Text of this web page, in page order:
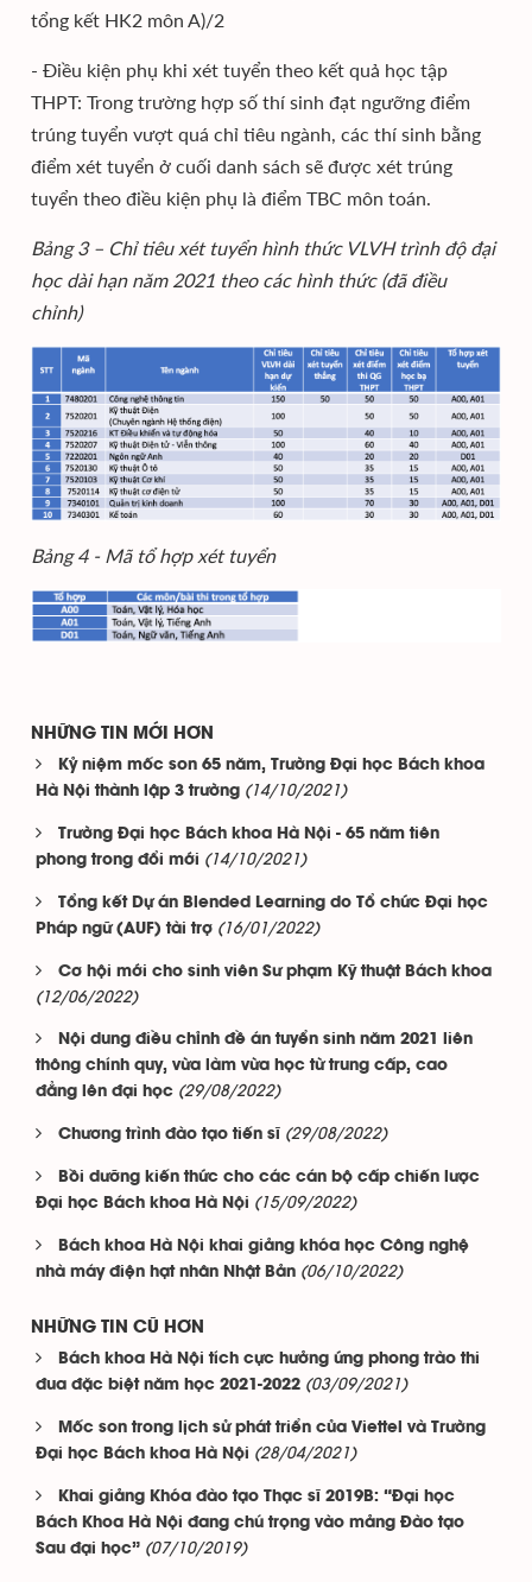
tổng kết HK2 môn A)/2
- Điều kiện phụ khi xét tuyển theo kết quả học tập
THPT: Trong trường hợp số thí sinh đạt ngưỡng điểm
trúng tuyển vượt quá chỉ tiêu ngành, các thí sinh bằng
điểm xét tuyển ở cuối danh sách sẽ được xét trúng
tuyển theo điều kiện phụ là điểm TBC môn toán.
Bảng 3 – Chỉ tiêu xét tuyển hình thức VLVH trình độ đại
học dài hạn năm 2021 theo các hình thức (đã điều
chỉnh)
Bảng 4 - Mã tổ hợp xét tuyển
NHỮNG TIN MỚI HƠN
Kỷ niệm mốc son 65 năm, Trường Đại học Bách khoa
Hà Nội thành lập 3 trường (14/10/2021)
Trường Đại học Bách khoa Hà Nội - 65 năm tiên
phong trong đổi mới (14/10/2021)
Tổng kết Dự án Blended Learning do Tổ chức Đại học
Pháp ngữ (AUF) tài trợ (16/01/2022)
Cơ hội mới cho sinh viên Sư phạm Kỹ thuật Bách khoa
(12/06/2022)
Nội dung điều chỉnh đề án tuyển sinh năm 2021 liên
thông chính quy, vừa làm vừa học từ trung cấp, cao
đẳng lên đại học (29/08/2022)
Chương trình đào tạo tiến sĩ (29/08/2022)
Bồi dưỡng kiến thức cho các cán bộ cấp chiến lược
Đại học Bách khoa Hà Nội (15/09/2022)
Bách khoa Hà Nội khai giảng khóa học Công nghệ
nhà máy điện hạt nhân Nhật Bản (06/10/2022)
NHỮNG TIN CŨ HƠN
Bách khoa Hà Nội tích cực hưởng ứng phong trào thi
đua đặc biệt năm học 2021-2022 (03/09/2021)
Mốc son trong lịch sử phát triển của Viettel và Trường
Đại học Bách khoa Hà Nội (28/04/2021)
Khai giảng Khóa đào tạo Thạc sĩ 2019B: “Đại học
Bách Khoa Hà Nội đang chú trọng vào mảng Đào tạo
Sau đại học” (07/10/2019)